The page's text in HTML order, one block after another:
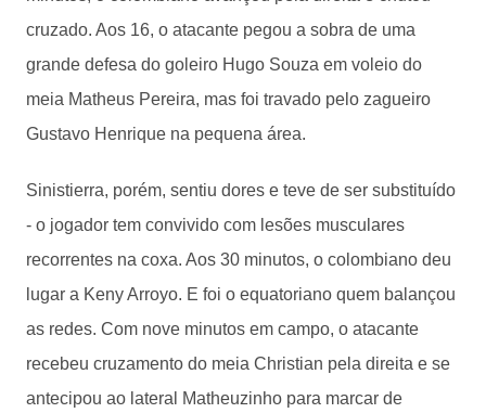
cruzado. Aos 16, o atacante pegou a sobra de uma
grande defesa do goleiro Hugo Souza em voleio do
meia Matheus Pereira, mas foi travado pelo zagueiro
Gustavo Henrique na pequena área.
Sinistierra, porém, sentiu dores e teve de ser substituído
- o jogador tem convivido com lesões musculares
recorrentes na coxa. Aos 30 minutos, o colombiano deu
lugar a Keny Arroyo. E foi o equatoriano quem balançou
as redes. Com nove minutos em campo, o atacante
recebeu cruzamento do meia Christian pela direita e se
antecipou ao lateral Matheuzinho para marcar de